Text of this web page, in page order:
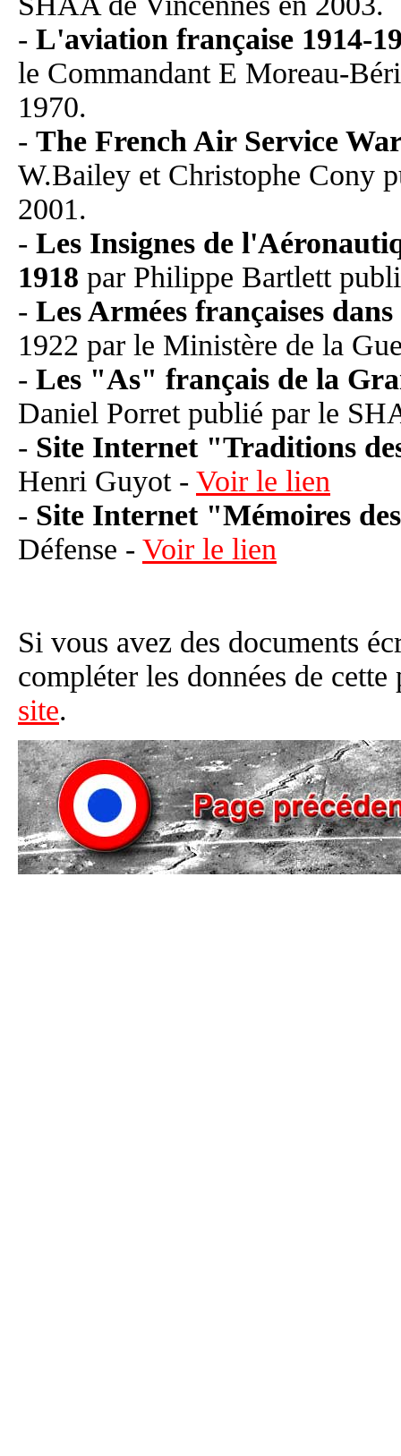
- L'aviation française 1914-
le Commandant E Moreau-
1970.
- The French Air Service
W.Bailey et Christophe Cony
2001.
- Les Insignes de
1918 par Philippe Bartlett
- Les Armées françaises
1922 par le Ministère de la
- Les "As" français de la
Daniel Porret publié par le
- Site Internet "Traditions
Henri Guyot - Voir le lien
- Site Internet "Mémoires
Défense - Voir le lien
Si vous avez des documents
compléter les données de
site.